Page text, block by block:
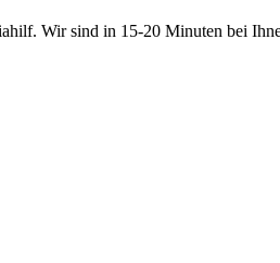
Wir sind in 15-20 Minuten bei